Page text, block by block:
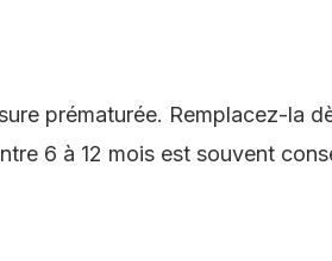
prématurée. Remplacez-la
6 à 12 mois est souvent